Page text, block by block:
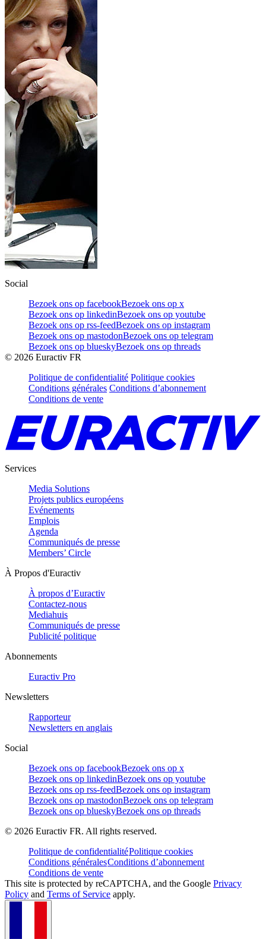
Social
Bezoek ons op facebookBezoek ons op x
Bezoek ons op linkedinBezoek ons op youtube
Bezoek ons op rss-feedBezoek ons op instagram
Bezoek ons op mastodonBezoek ons op telegram
Bezoek ons op blueskyBezoek ons op threads
© 2026 Euractiv FR
Politique de confidentialité Politique cookies
Conditions générales Conditions d’abonnement
Conditions de vente
Services
Media Solutions
Projets publics européens
Evénements
Emplois
Agenda
Communiqués de presse
Members’ Circle
À Propos d'Euractiv
À propos d’Euractiv
Contactez-nous
Mediahuis
Communiqués de presse
Publicité politique
Abonnements
Euractiv Pro
Newsletters
Rapporteur
Newsletters en anglais
Social
Bezoek ons op facebookBezoek ons op x
Bezoek ons op linkedinBezoek ons op youtube
Bezoek ons op rss-feedBezoek ons op instagram
Bezoek ons op mastodonBezoek ons op telegram
Bezoek ons op blueskyBezoek ons op threads
© 2026 Euractiv FR. All rights reserved.
Politique de confidentialitéPolitique cookies
Conditions généralesConditions d’abonnement
Conditions de vente
This site is protected by reCAPTCHA, and the Google Privacy
Policy and Terms of Service apply.